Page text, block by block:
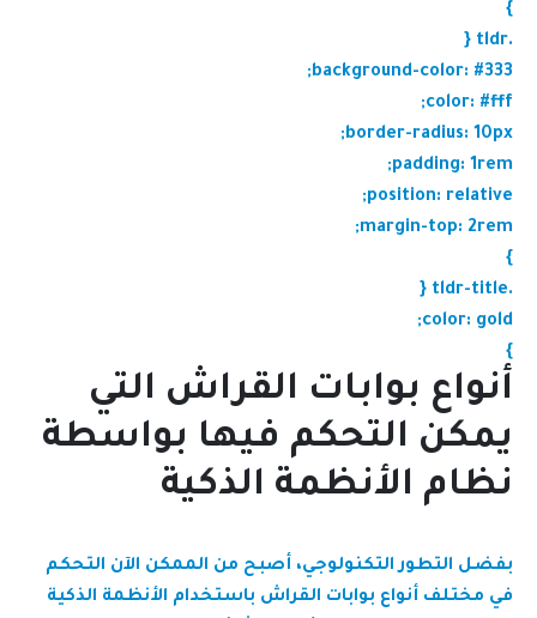
}
.tldr {
background-color: #333;
color: #fff;
border-radius: 10px;
padding: 1rem;
position: relative;
margin-top: 2rem;
}
.tldr-title {
color: gold;
}
أنواع بوابات القراش التي
يمكن التحكم فيها بواسطة
نظام الأنظمة الذكية
بفضل التطور التكنولوجي، أصبح من الممكن الآن التحكم
في مختلف أنواع بوابات القراش باستخدام الأنظمة الذكية